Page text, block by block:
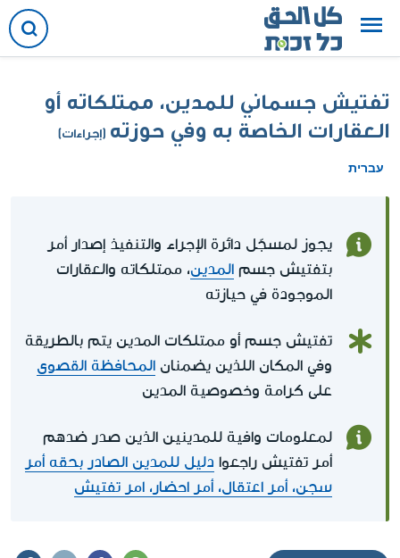
تفتيش جسماني للمدين، ممتلكاته أو
العقارات الخاصة به وفي حوزته (إجراءات)
עברית
يجوز لمسجّل دائرة الإجراء والتنفيذ إصدار أمر
بتفتيش جسم المدين، ممتلكاته والعقارات
الموجودة في حيازته
تفتيش جسم أو ممتلكات المدين يتم بالطريقة
وفي المكان اللذين يضمنان المحافظة القصوى
على كرامة وخصوصية المدين
لمعلومات وافية للمدينين الذين صدر ضدهم
أمر تفتيش راجعوا دليل للمدين الصادر بحقه أمر
سجن، أمر اعتقال، أمر احضار، امر تفتيش